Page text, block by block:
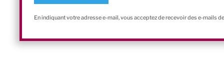
En indiquant votre adresse e-mail, vous acceptez de recevoir des e-mails